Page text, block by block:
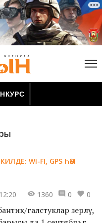
КИЛДЕ: WI-FI, GPS ҺӘМ
1360 0 0
галстуклар әзерләү,